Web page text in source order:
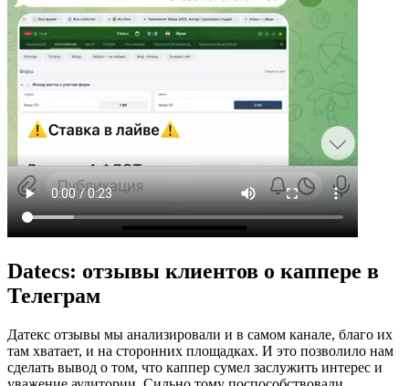
Datecs: отзывы клиентов о каппере в
Телеграм
Датекс отзывы мы анализировали и в самом канале, благо их
там хватает, и на сторонних площадках. И это позволило нам
сделать вывод о том, что каппер сумел заслужить интерес и